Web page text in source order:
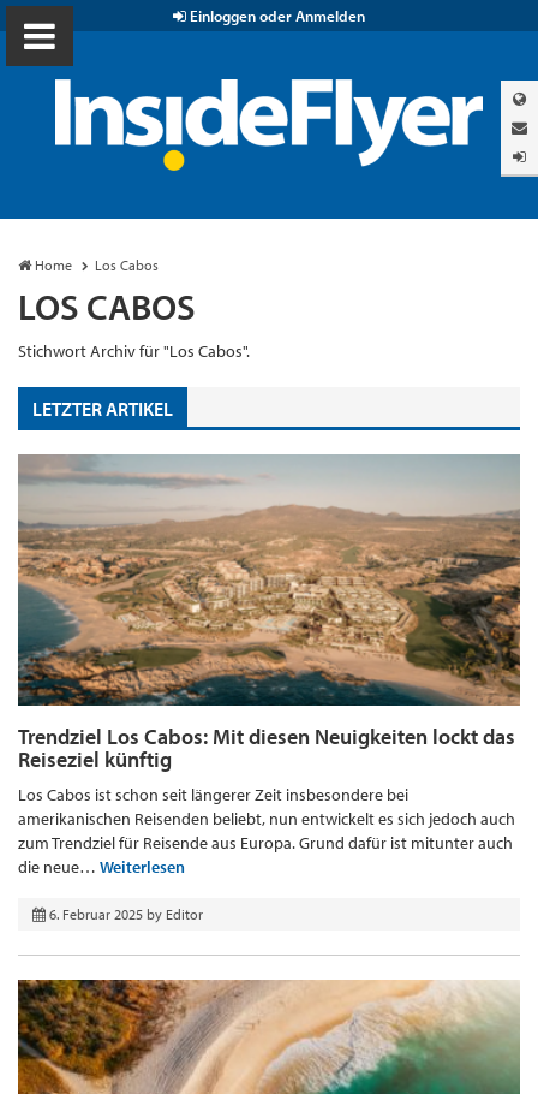
Einloggen oder Anmelden
Home Los Cabos
LOS CABOS
Stichwort Archiv für "Los Cabos".
LETZTER ARTIKEL
Trendziel Los Cabos: Mit diesen Neuigkeiten lockt das
Reiseziel künftig
Los Cabos ist schon seit längerer Zeit insbesondere bei
amerikanischen Reisenden beliebt, nun entwickelt es sich jedoch auch
zum Trendziel für Reisende aus Europa. Grund dafür ist mitunter auch
die neue… Weiterlesen
6. Februar 2025 by Editor